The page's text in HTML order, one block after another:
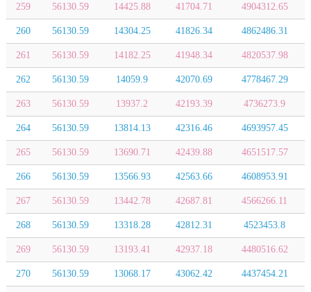
259 56130.59 14425.88 41704.71 4904312.65
260 56130.59 14304.25 41826.34 4862486.31
261 56130.59 14182.25 41948.34 4820537.98
262 56130.59 14059.9 42070.69 4778467.29
263 56130.59 13937.2 42193.39 4736273.9
264 56130.59 13814.13 42316.46 4693957.45
265 56130.59 13690.71 42439.88 4651517.57
266 56130.59 13566.93 42563.66 4608953.91
267 56130.59 13442.78 42687.81 4566266.11
268 56130.59 13318.28 42812.31 4523453.8
269 56130.59 13193.41 42937.18 4480516.62
270 56130.59 13068.17 43062.42 4437454.21